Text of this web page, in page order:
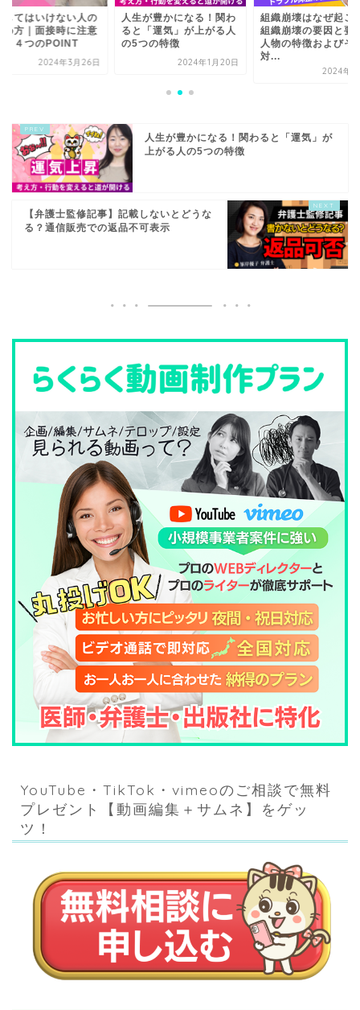
してはいけない人の
め方｜面接時に注意
き４つのPOINT
2024年3月26日
人生が豊かになる！関わ
ると「運気」が上がる人
の5つの特徴
2024年1月20日
組織崩壊はなぜ起こ
組織崩壊の要因と要
人物の特徴およびそ
対...
2024年4
人生が豊かになる！関わると「運気」が
上がる人の5つの特徴
【弁護士監修記事】記載しないとどうな
る？通信販売での返品不可表示
YouTube・TikTok・vimeoのご相談で無料
プレゼント【動画編集＋サムネ】をゲッ
ツ！